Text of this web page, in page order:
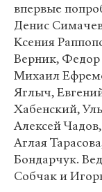
впервые
Денис
Ксения
Верник, Федор
Михаил
Яглыч,
Хабенский,
Алексей
Аглая
Бондарчук.
Собчак и